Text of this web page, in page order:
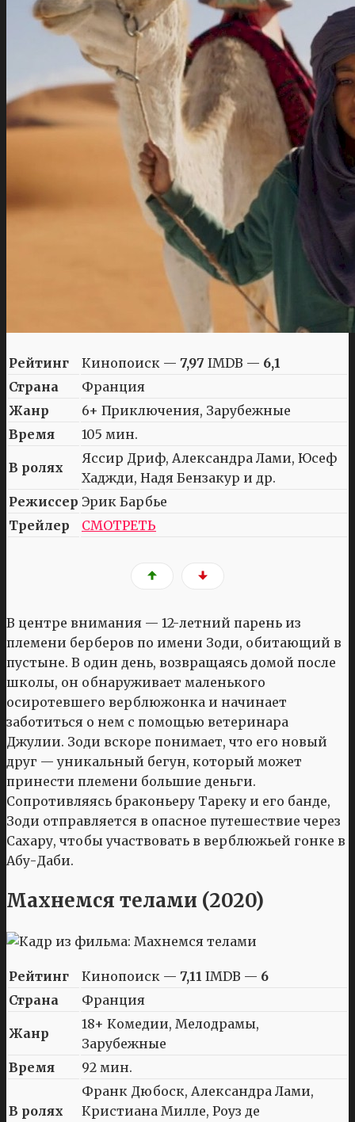
Рейтинг Кинопоиск — 7,97 IMDB — 6,1
Страна
Франция
Жанр
6+ Приключения, Зарубежные
Время
105 мин.
В ролях
Яссир Дриф, Александра Лами, Юсеф
Хаджди, Надя Бензакур и др.
Режиссер Эрик Барбье
Трейлер
СМОТРЕТЬ
В центре внимания — 12-летний парень из
племени берберов по имени Зоди, обитающий в
пустыне. В один день, возвращаясь домой после
школы, он обнаруживает маленького
осиротевшего верблюжонка и начинает
заботиться о нем с помощью ветеринара
Джулии. Зоди вскоре понимает, что его новый
друг — уникальный бегун, который может
принести племени большие деньги.
Сопротивляясь браконьеру Тареку и его банде,
Зоди отправляется в опасное путешествие через
Сахару, чтобы участвовать в верблюжьей гонке в
Абу-Даби.
Махнемся телами (2020)
Рейтинг Кинопоиск — 7,11 IMDB — 6
Страна
Франция
Жанр
18+ Комедии, Мелодрамы,
Зарубежные
Время
92 мин.
В ролях
Франк Дюбоск, Александра Лами,
Кристиана Милле, Роуз де